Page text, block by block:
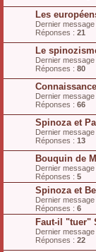
Les
Dernier
Réponses : 21
Le
Dernier
Réponses : 80
Dernier
Réponses : 66
Spinoza et
Dernier
Réponses : 13
Bouquin de
Dernier
Réponses : 5
Spinoza et
Dernier
Réponses : 6
Faut-il "tuer"
Dernier
Réponses : 22